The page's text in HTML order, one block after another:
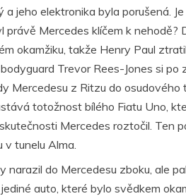
a jeho elektronika byla porušená.
právě Mercedes klíčem k
okamžiku, takže Henry Paul
Trevor Rees-Jones si
Mercedesu z Ritzu do osudového
totožnost bílého Fiatu Uno,
Mercedes roztočil. Ten
tunelu Alma.
narazil do Mercedesu zboku, ale
auto, které bylo svědkem